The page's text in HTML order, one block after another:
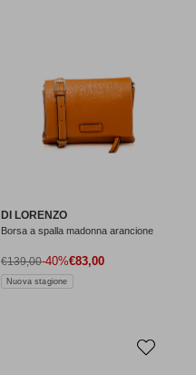
DI LORENZO
Borsa a spalla madonna arancione
Prezzo di vendita
€83,00
Prezzo normale
€139,00-40%
Nuova stagione